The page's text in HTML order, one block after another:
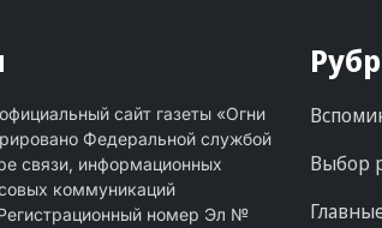
сайт газеты «Огни
Федеральной службой
связи, информационных
коммуникаций
номер Эл №
Выбор